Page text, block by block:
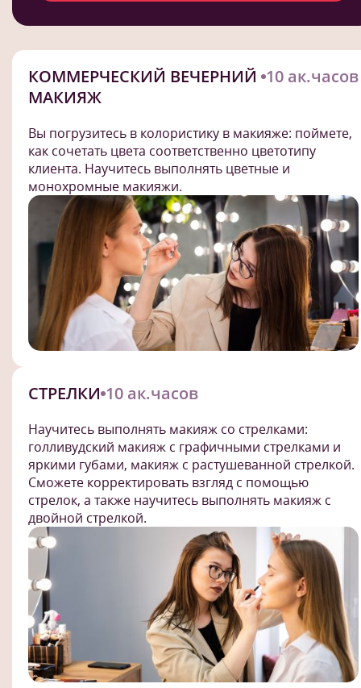
КОММЕРЧЕСКИЙ ВЕЧЕРНИЙ
МАКИЯЖ
10 ак.часов
Вы погрузитесь в колористику в макияже: поймете,
как сочетать цвета соответственно цветотипу
клиента. Научитесь выполнять цветные и
монохромные макияжи.
СТРЕЛКИ 10 ак.часов
Научитесь выполнять макияж со стрелками:
голливудский макияж с графичными стрелками и
яркими губами, макияж с растушеванной стрелкой.
Сможете корректировать взгляд с помощью
стрелок, а также научитесь выполнять макияж с
двойной стрелкой.